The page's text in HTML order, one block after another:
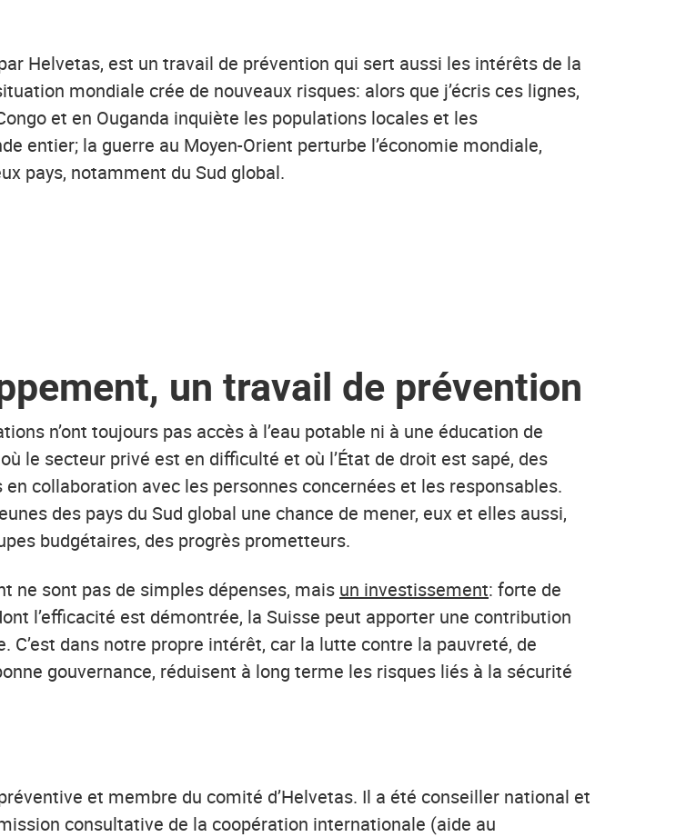
Helvetas, est un travail de prévention qui sert aussi les intérêts de la
mondiale crée de nouveaux risques: alors que j’écris ces lignes,
et en Ouganda inquiète les populations locales et les
entier; la guerre au Moyen-Orient perturbe l’économie mondiale,
pays, notamment du Sud global.
un travail de prévention
n’ont toujours pas accès à l’eau potable ni à une éducation de
le secteur privé est en difficulté et où l’État de droit est sapé, des
collaboration avec les personnes concernées et les responsables.
des pays du Sud global une chance de mener, eux et elles aussi,
budgétaires, des progrès prometteurs.
ne sont pas de simples dépenses, mais un investissement: forte de
l’efficacité est démontrée, la Suisse peut apporter une contribution
dans notre propre intérêt, car la lutte contre la pauvreté, de
gouvernance, réduisent à long terme les risques liés à la sécurité
et membre du comité d’Helvetas. Il a été conseiller national et
consultative de la coopération internationale (aide au